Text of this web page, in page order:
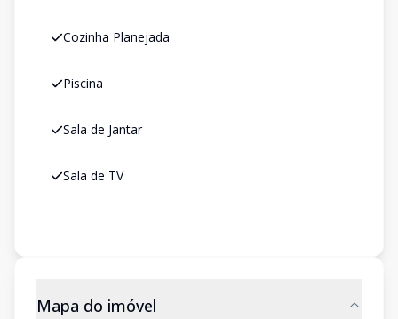
Cozinha Planejada
Piscina
Sala de Jantar
Sala de TV
Mapa do imóvel